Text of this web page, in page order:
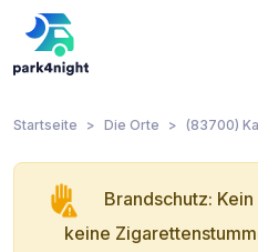
Startseite Die Orte (83700)
Brandschutz:
keine